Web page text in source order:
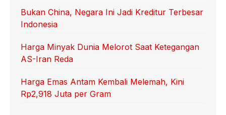
Bukan China, Negara Ini Jadi Kreditur Terbesar
Indonesia
Harga Minyak Dunia Melorot Saat Ketegangan
AS-Iran Reda
Harga Emas Antam Kembali Melemah, Kini
Rp2,918 Juta per Gram